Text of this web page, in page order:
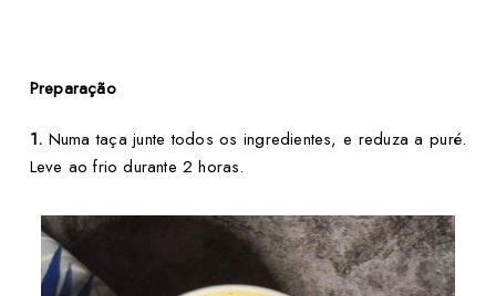
Preparação
1. Numa taça junte todos os ingredientes, e reduza a puré.
Leve ao frio durante 2 horas.